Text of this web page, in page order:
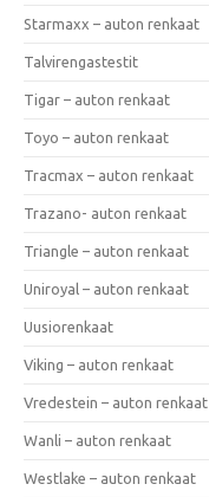
Starmaxx – auton renkaat
Talvirengastestit
Tigar – auton renkaat
Toyo – auton renkaat
Tracmax – auton renkaat
Trazano- auton renkaat
Triangle – auton renkaat
Uniroyal – auton renkaat
Uusiorenkaat
Viking – auton renkaat
Vredestein – auton renkaat
Wanli – auton renkaat
Westlake – auton renkaat